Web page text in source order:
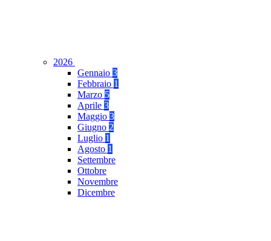
2026
Gennaio 3
Febbraio 1
Marzo 5
Aprile 3
Maggio 3
Giugno 2
Luglio 1
Agosto 1
Settembre
Ottobre
Novembre
Dicembre